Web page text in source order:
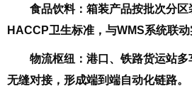
食品饮料：箱装产品按批次分
HACCP卫生标准，与WMS系统联动
物流枢纽
：港口、铁路货运站
无缝对接，形成端到端自动化链路。